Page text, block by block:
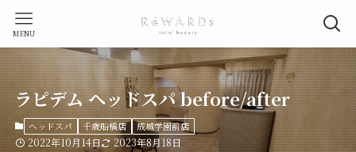
MENU
ラピデム ヘッドスパ before/after
ヘッドスパ 千歳船橋店 成城学園前店
2022年10月14日 2023年8月18日